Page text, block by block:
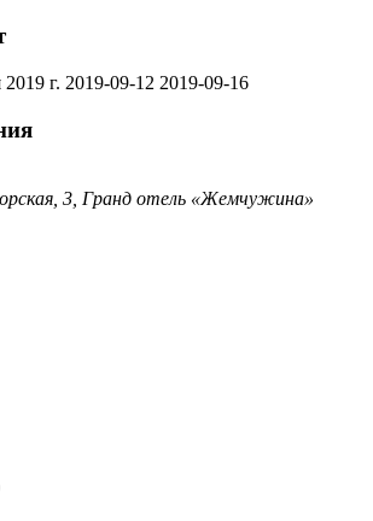
г. 2019-09-12 2019-09-16
3, Гранд отель «Жемчужина»